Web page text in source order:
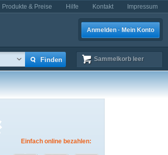
Produkte & Preise Hilfe Kontakt Impressum
Anmelden · Mein Konto
Sammelkorb leer
Einfach online bezahlen: